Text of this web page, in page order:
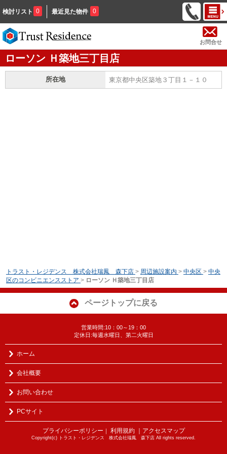
検討リスト 0 最近見た物件 0
お問合せ
ローソン Ｈ築地三丁目店
所在地 東京都中央区築地３丁目１－１０
トラスト・レジデンス 株式会社瑞鳳 森下店 > 周辺施設案内 > 中央区 > 中央
区のコンビニエンスストア > ローソン Ｈ築地三丁目店
ページトップに戻る
営業時間:10：00～19：00
定休日:毎週水曜日、第二火曜日
ホーム
会社概要
お問い合わせ
PCサイト
プライバシーポリシー ｜ 利用規約 ｜アクセスマップ
Copyright(c) トラスト・レジデンス 株式会社瑞鳳 森下店 All rights reserved.